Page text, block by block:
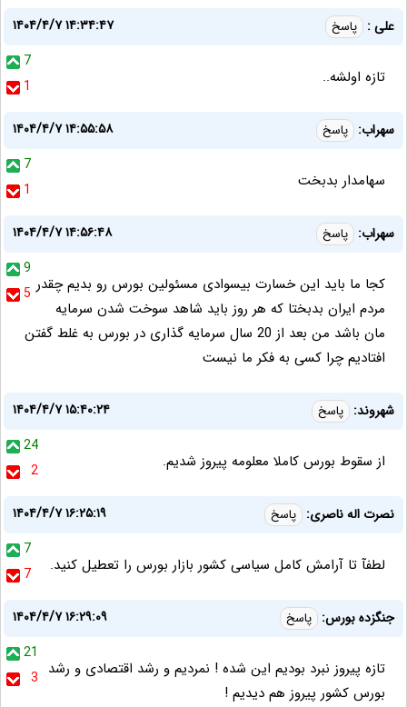
علی : پاسخ
۱۴۰۴/۴/۷ ۱۴:۳۴:۴۷
7
1
تازه اولشه..
سهراب: پاسخ
۱۴۰۴/۴/۷ ۱۴:۵۵:۵۸
7
1
سهامدار بدبخت
سهراب: پاسخ
۱۴۰۴/۴/۷ ۱۴:۵۶:۴۸
9
5 کجا ما باید این خسارت بیسوادی مسئولین بورس رو بدیم چقدر
مردم ایران بدبختا که هر روز باید شاهد سوخت شدن سرمایه
مان باشد من بعد از 20 سال سرمایه گذاری در بورس به غلط گفتن
افتادیم چرا کسی به فکر ما نیست
شهروند: پاسخ
۱۴۰۴/۴/۷ ۱۵:۴۰:۲۴
24
2
از سقوط بورس کاملا معلومه پیروز شدیم.
نصرت اله ناصری: پاسخ
۱۴۰۴/۴/۷ ۱۶:۲۵:۱۹
7
7
لطفآ تا آرامش کامل سیاسی کشور بازار بورس را تعطیل کنید.
جنگزده بورس: پاسخ
۱۴۰۴/۴/۷ ۱۶:۲۹:۰۹
21
3 تازه پیروز نبرد بودیم این شده ! نمردیم و رشد اقتصادی و رشد
بورس کشور پیروز هم دیدیم !